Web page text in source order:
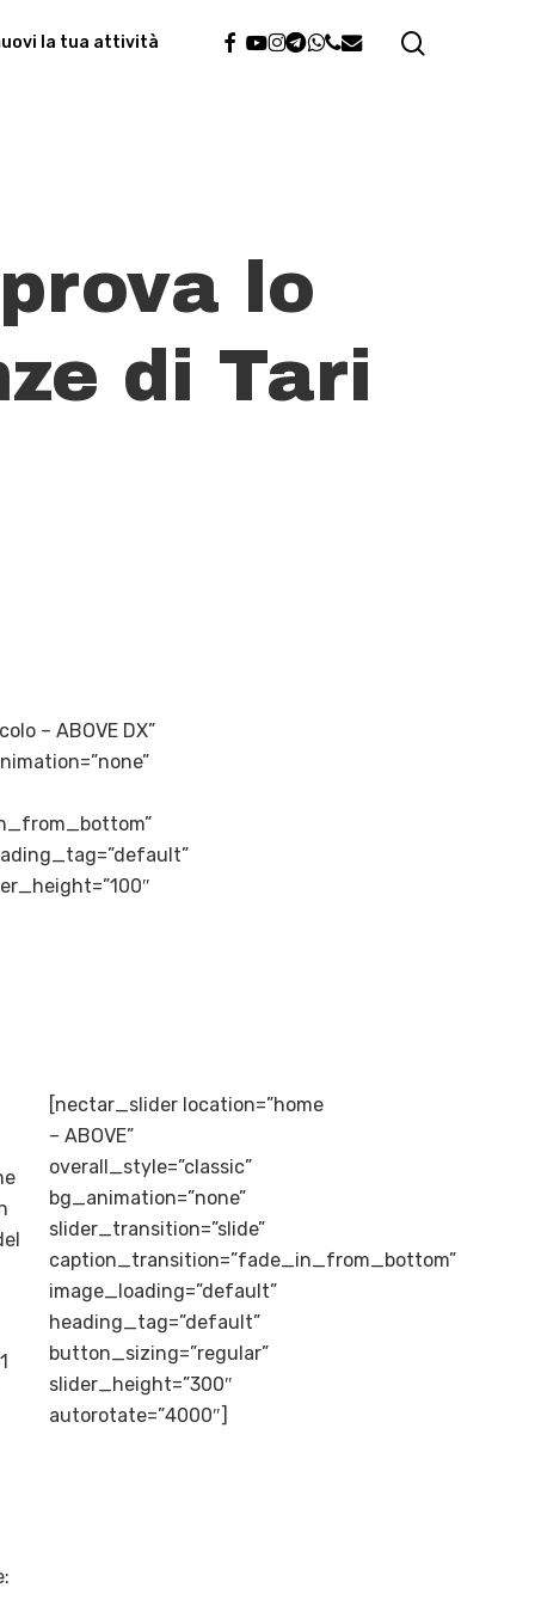
la tua attività facebook
youtube
instagram
telegram
whatsapp
phone
email
lo
di Tari
– ABOVE DX”
[nectar_slider location=”home
– ABOVE”
overall_style=”classic”
bg_animation=”none”
slider_transition=”slide”
caption_transition=”fade_in_from_bottom”
image_loading=”default”
heading_tag=”default”
button_sizing=”regular”
slider_height=”300″
autorotate=”4000″]